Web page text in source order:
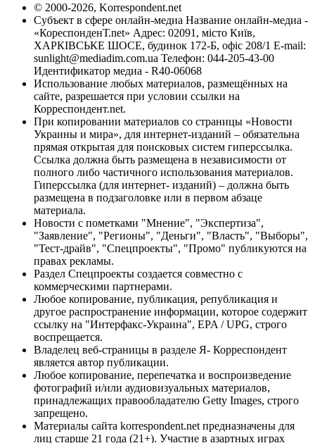
© 2000-2026, Korrespondent.net
Субъект в сфере онлайн-медиа Название онлайн-медиа -
«КореспонденТ.net» Адрес: 02091, місто Київ,
ХАРКІВСЬКЕ ШОСЕ, будинок 172-Б, офіс 208/1 E-mail:
sunlight@mediadim.com.ua Телефон: 044-205-43-00
Идентификатор медиа - R40-06068
Использование любых материалов, размещённых на
сайте, разрешается при условии ссылки на
Корреспондент.net.
При копировании материалов со страницы «Новости
Украины и мира», для интернет-изданий – обязательна
прямая открытая для поисковых систем гиперссылка.
Ссылка должна быть размещена в независимости от
полного либо частичного использования материалов.
Гиперссылка (для интернет- изданий) – должна быть
размещена в подзаголовке или в первом абзаце
материала.
Новости с пометками "Мнение", "Экспертиза",
"Заявление", "Регионы", "Деньги", "Власть", "Выборы",
"Тест-драйв", "Спецпроекты", "Промо" публикуются на
правах рекламы.
Раздел Спецпроекты создается совместно с
коммерческими партнерами.
Любое копирование, публикация, републикация и
другое распространение информации, которое содержит
ссылку на "Интерфакс-Украина", EPA / UPG, строго
воспрещается.
Владелец веб-страницы в разделе Я- Корреспондент
является автор публикации.
Любое копирование, перепечатка и воспроизведение
фотографий и/или аудиовизуальных материалов,
принадлежащих правообладателю Getty Images, строго
запрещено.
Материалы сайта korrespondent.net предназначены для
лиц старше 21 года (21+). Участие в азартных играх